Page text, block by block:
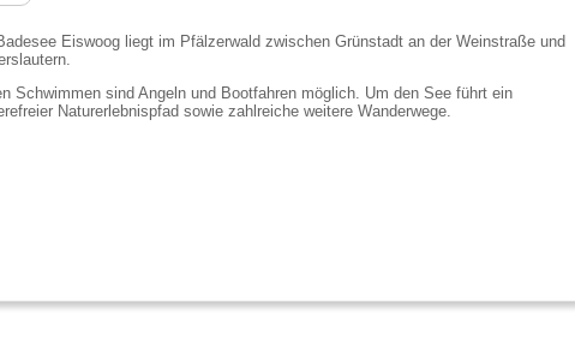
Eiswoog liegt im Pfälzerwald zwischen Grünstadt an der Weinstraße und
Schwimmen sind Angeln und Bootfahren möglich. Um den See führt ein
Naturerlebnispfad sowie zahlreiche weitere Wanderwege.